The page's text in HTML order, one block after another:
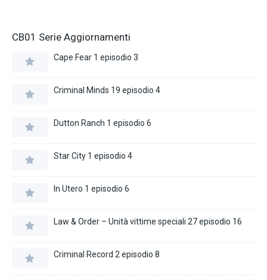
CB01 Serie Aggiornamenti
Cape Fear 1 episodio 3
Criminal Minds 19 episodio 4
Dutton Ranch 1 episodio 6
Star City 1 episodio 4
In Utero 1 episodio 6
Law & Order – Unità vittime speciali 27 episodio 16
Criminal Record 2 episodio 8